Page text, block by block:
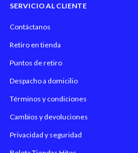
SERVICIO AL CLIENTE
Contáctanos
Retiro en tienda
Puntos de retiro
Despacho a domicilio
Términos y condiciones
Cambios y devoluciones
Privacidad y seguridad